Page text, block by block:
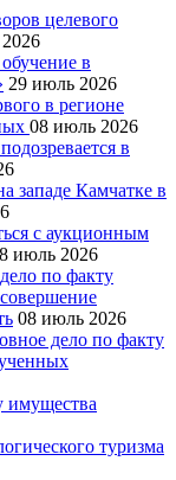
целевого
в
29 июль 2026
в регионе
08 июль 2026
в
западе Камчатке в
с аукционным
июль 2026
по факту
08 июль 2026
дело по факту
имущества
туризма